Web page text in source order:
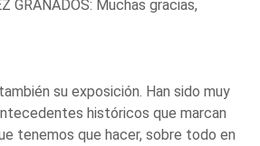
GRANADOS: Muchas gracias,
su exposición. Han sido muy
históricos que marcan
tenemos que hacer, sobre todo en